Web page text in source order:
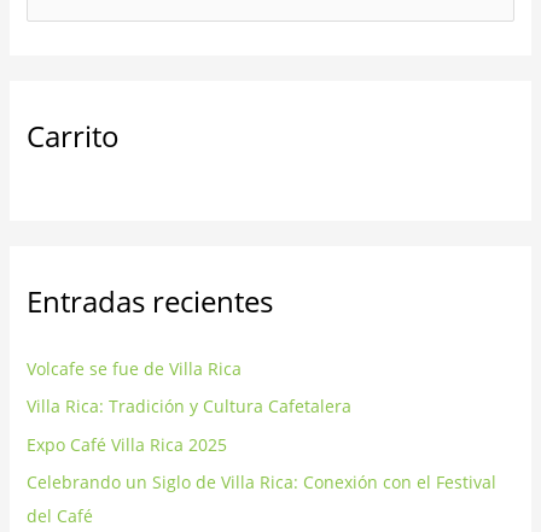
u
:
Carrito
Entradas recientes
Volcafe se fue de Villa Rica
Villa Rica: Tradición y Cultura Cafetalera
Expo Café Villa Rica 2025
Celebrando un Siglo de Villa Rica: Conexión con el Festival
del Café
h
o